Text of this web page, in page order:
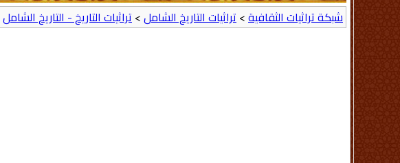
شبكة تراثيات الثقافية>تراثيات التاريخ الشامل>تراثيات التاريخ - التاريخ الشامل